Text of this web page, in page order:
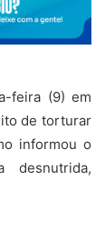
feira (9) em
de torturar
informou o